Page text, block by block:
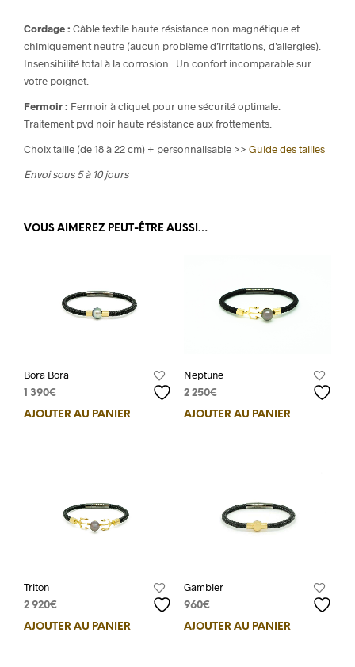
Cordage : Câble textile haute résistance non magnétique et
chimiquement neutre (aucun problème d’irritations, d’allergies).
Insensibilité total à la corrosion. Un confort incomparable sur
votre poignet.
Fermoir : Fermoir à cliquet pour une sécurité optimale.
Traitement pvd noir haute résistance aux frottements.
Choix taille (de 18 à 22 cm) + personnalisable >> Guide des tailles
Envoi sous 5 à 10 jours
VOUS AIMEREZ PEUT-ÊTRE AUSSI…
Bora Bora
1 390€
AJOUTER AU PANIER
Neptune
2 250€
AJOUTER AU PANIER
Triton
2 920€
AJOUTER AU PANIER
Gambier
960€
AJOUTER AU PANIER